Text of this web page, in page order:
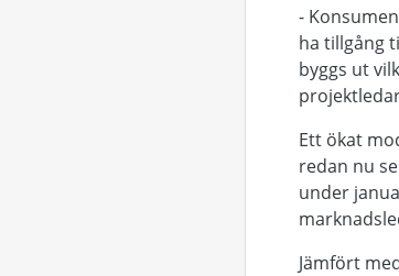
-
ha tillgång
byggs ut
Ett ökat
redan nu
under
Jämfört